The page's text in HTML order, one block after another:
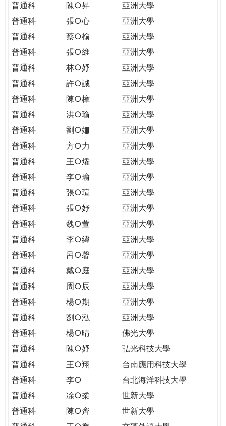
普通科
陳○昇
亞洲大學
普通科
張○心
亞洲大學
普通科
蔡○榆
亞洲大學
普通科
張○維
亞洲大學
普通科
林○妤
亞洲大學
普通科
許○誠
亞洲大學
普通科
陳○樟
亞洲大學
普通科
洪○瑜
亞洲大學
普通科
劉○姍
亞洲大學
普通科
方○力
亞洲大學
普通科
王○燿
亞洲大學
普通科
李○瑜
亞洲大學
普通科
張○瑄
亞洲大學
普通科
張○妤
亞洲大學
普通科
魏○萱
亞洲大學
普通科
李○緯
亞洲大學
普通科
呂○馨
亞洲大學
普通科
戴○庭
亞洲大學
普通科
周○辰
亞洲大學
普通科
楊○期
亞洲大學
普通科
劉○泓
亞洲大學
普通科
楊○晴
佛光大學
普通科
陳○妤
弘光科技大學
普通科
王○翔
台南應用科技大學
普通科
李○
台北海洋科技大學
普通科
凃○柔
世新大學
普通科
陳○齊
世新大學